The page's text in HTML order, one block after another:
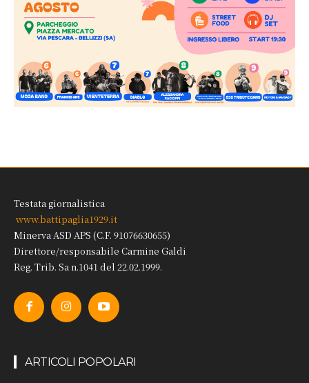
Testata giornalistica
www.battipaglia1929.it
Minerva ASD APS (C.F. 91076630655)
Direttore/responsabile Carmine Galdi
Reg. Trib. Sa n.1041 del 22.02.1999.
ARTICOLI POPOLARI